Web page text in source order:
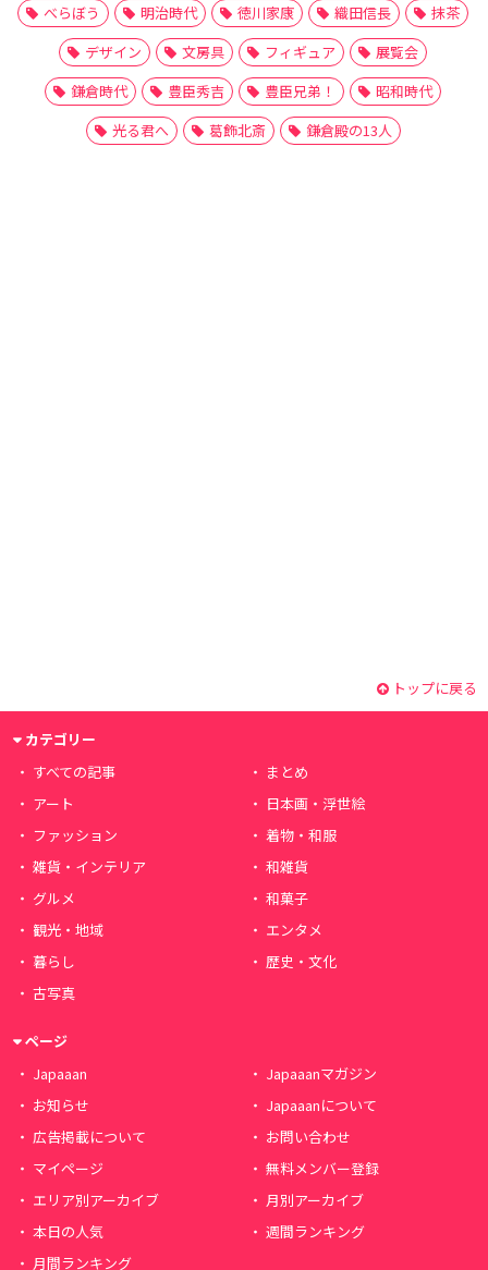
べらぼう
明治時代 徳川家康 織田信長
抹茶
デザイン
文房具 フィギュア
展覧会
鎌倉時代
豊臣秀吉 豊臣兄弟！
昭和時代
光る君へ
葛飾北斎 鎌倉殿の13人
トップに戻る
カテゴリー
すべての記事
まとめ
アート
日本画・浮世絵
ファッション
着物・和服
雑貨・インテリア
和雑貨
グルメ
和菓子
観光・地域
エンタメ
暮らし
歴史・文化
古写真
ページ
Japaaan
Japaaanマガジン
お知らせ
Japaaanについて
広告掲載について
お問い合わせ
マイページ
無料メンバー登録
エリア別アーカイブ
月別アーカイブ
本日の人気
週間ランキング
月間ランキング